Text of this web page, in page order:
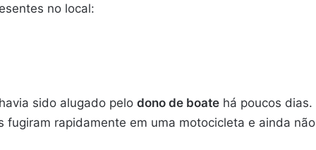
no local:
sido alugado pelo dono de boate há poucos dias.
fugiram rapidamente em uma motocicleta e ainda não